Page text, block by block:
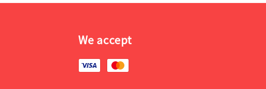
We accept